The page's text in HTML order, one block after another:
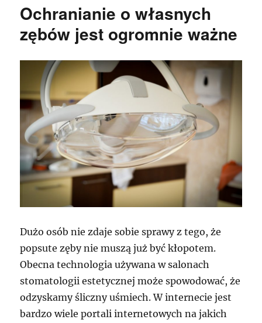
się
braku
wyglądu
warg
sromowych
–
gdzie
poszukiwać
informacji,
konsultacji
Ochranianie o własnych
zębów jest ogromnie ważne
Dużo osób nie zdaje sobie sprawy z tego, że
popsute zęby nie muszą już być kłopotem.
Obecna technologia używana w salonach
stomatologii estetycznej może spowodować, że
odzyskamy śliczny uśmiech. W internecie jest
bardzo wiele portali internetowych na jakich